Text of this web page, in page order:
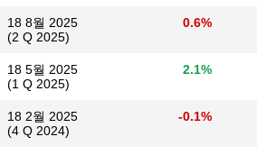
18 8월 2025
(2 Q 2025)
0.6%
18 5월 2025
(1 Q 2025)
2.1%
18 2월 2025
(4 Q 2024)
-0.1%